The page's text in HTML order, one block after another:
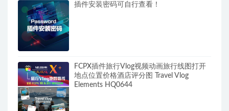
插件安装密码可自行查看！
FCPX插件旅行Vlog视频动画旅行线图打开
地点位置价格酒店评分图 Travel Vlog
Elements HQ0644